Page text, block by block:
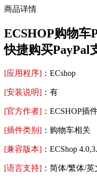
商品详情
ECSHOP购物车
快捷购买PayPal
[应用程序] ：ECshop
[安装说明] ：有
[官方作者] ：ECSHOP插
[插件类别] ：购物车相关
[兼容版本] ：ECShop
[语言支持] ：简体/繁体/英